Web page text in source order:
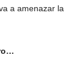
a amenazar la